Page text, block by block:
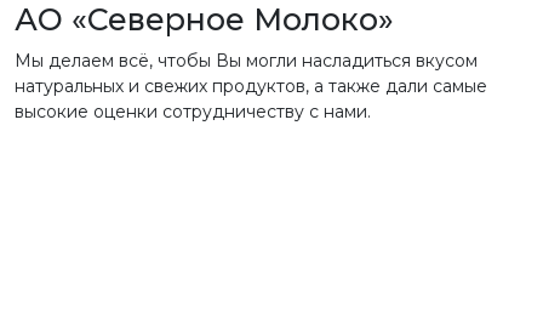
АО «Северное Молоко»
Мы делаем всё, чтобы Вы могли насладиться вкусом
натуральных и свежих продуктов, а также дали самые
высокие оценки сотрудничеству с нами.